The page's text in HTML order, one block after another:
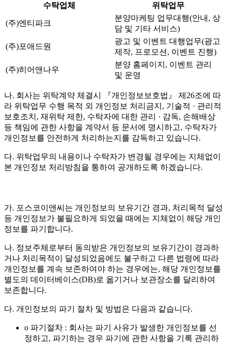
수탁업체 위탁업무
(주)엔티파크
분양마케팅 업무대행(안내, 상
담 및 기타 서비스)
(주)포애드원
광고 및 이벤트 대행업무(광고
제작, 프로모션, 이벤트 진행)
(주)히어앤나우
분양 홈페이지, 이벤트 관리
및 운영
나. 회사는 위탁계약 체결시 『개인정보보호법』 제26조에 따
라 위탁업무 수행 목적 외 개인정보 처리금지, 기술적 · 관리적
보호조치, 재위탁 제한, 수탁자에 대한 관리 · 감독, 손해배상
등 책임에 관한 사항을 계약서 등 문서에 명시하고, 수탁자가
개인정보를 안전하게 처리하는지를 감독하고 있습니다.
다. 위탁업무의 내용이나 수탁자가 변경될 경우에는 지체없이
본 개인정보 처리방침을 통하여 공개하도록 하겠습니다.
가. 포스코이앤씨는 개인정보의 보유기간 경과, 처리목적 달성
등 개인정보가 불필요하게 되었을 때에는 지체없이 해당 개인
정보를 파기합니다.
나. 정보주체로부터 동의받은 개인정보의 보유기간이 경과하
거나 처리목적이 달성되었음에도 불구하고 다른 법령에 따라
개인정보를 계속 보존하여야 하는 경우에는, 해당 개인정보를
별도의 데이터베이스(DB)로 옮기거나 보관장소를 달리하여
보존합니다.
다. 개인정보의 파기 절차 및 방법은 다음과 같습니다.
o 파기절차 : 회사는 파기 사유가 발생한 개인정보를 선
정하고, 파기하는 경우 파기에 관한 사항을 기록 관리하